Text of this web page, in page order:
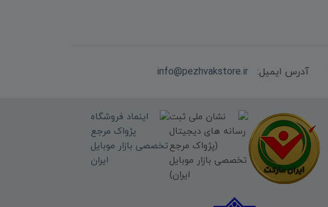
آدرس ایمیل: info@pezhvakstore.ir